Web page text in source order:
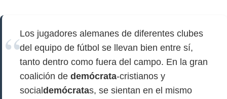
Los jugadores alemanes de diferentes clubes
del equipo de fútbol se llevan bien entre sí,
tanto dentro como fuera del campo. En la gran
coalición de demócrata-cristianos y
social demócratas, se sientan en el mismo